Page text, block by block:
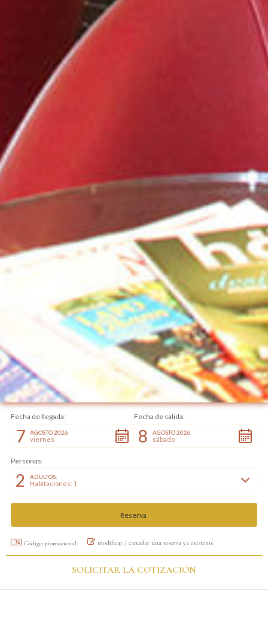
Slide 2 of 3.
Fecha de llegada:
7 AGOSTO 2026
viernes
Fecha de salida:
8 AGOSTO 2026
sábado
Personas:
2 ADULTOS:
Habitaciones: 1
Código promocional: modificar / cancelar una reserva ya existente
SOLICITAR LA COTIZACIÓN